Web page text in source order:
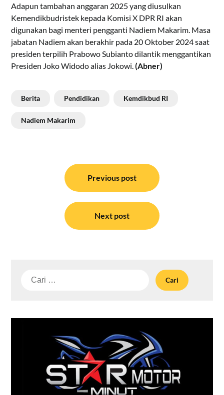
Adapun tambahan anggaran 2025 yang diusulkan
Kemendikbudristek kepada Komisi X DPR RI akan
digunakan bagi menteri pengganti Nadiem Makarim. Masa
jabatan Nadiem akan berakhir pada 20 Oktober 2024 saat
presiden terpilih Prabowo Subianto dilantik menggantikan
Presiden Joko Widodo alias Jokowi.(Abner)
Berita Pendidikan Kemdikbud RI
Nadiem Makarim
Previous post
Next post
Cari